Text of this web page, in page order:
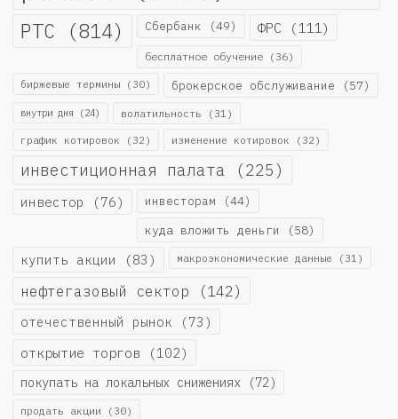
РТС (814) Сбербанк (49) ФРС (111)
бесплатное обучение (36)
биржевые термины (30) брокерское обслуживание (57)
внутри дня (24) волатильность (31)
график котировок (32) изменение котировок (32)
инвестиционная палата (225)
инвестор (76) инвесторам (44)
куда вложить деньги (58)
купить акции (83) макроэкономические данные (31)
нефтегазовый сектор (142)
отечественный рынок (73)
открытие торгов (102)
покупать на локальных снижениях (72)
продать акции (30)